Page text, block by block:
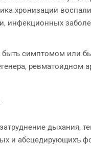
хронизации
инфекционных
симптомом или
ревматоидном
дыхания,
и абсцедирующихъ